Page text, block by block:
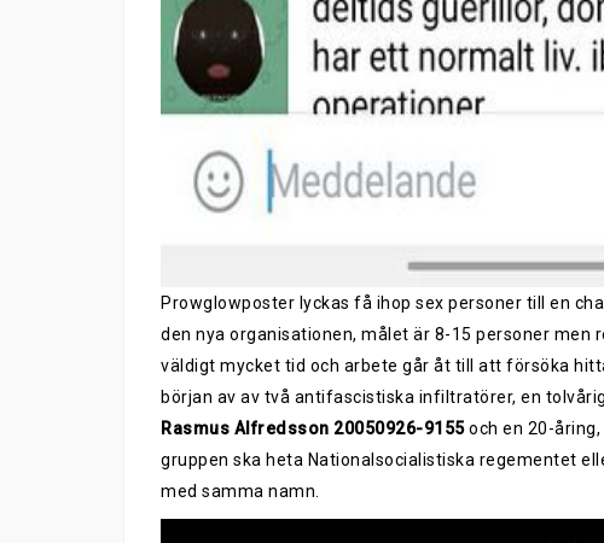
Prowglowposter lyckas få ihop sex personer till en
den nya organisationen, målet är 8-15 personer men
väldigt mycket tid och arbete går åt till att försöka
början av av två antifascistiska infiltratörer, en
Rasmus Alfredsson 20050926-9155och en 20-åring,
gruppen ska heta Nationalsocialistiska regementet
med samma namn.